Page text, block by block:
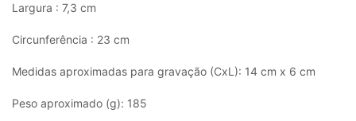
Largura : 7,3 cm
Circunferência : 23 cm
Medidas aproximadas para gravação (CxL): 14 cm x 6 cm
Peso aproximado (g): 185